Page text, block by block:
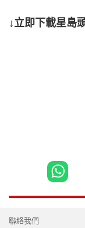
↓立即下載星島
聯絡我們